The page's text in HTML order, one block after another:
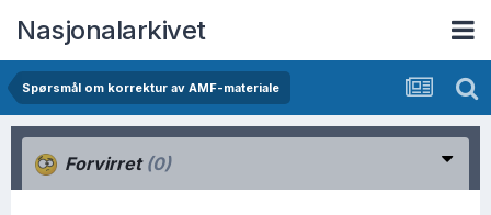
Nasjonalarkivet
Spørsmål om korrektur av AMF-materiale
Forvirret (0)